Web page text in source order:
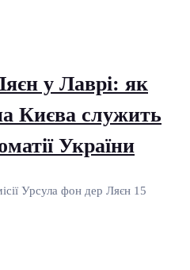
у Лаврі: як
Києва служить
України
Урсула фон дер Ляєн 15